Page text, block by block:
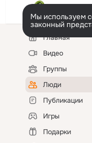
Мы используем
законный
Левая
колонкаГлавная
Видео
Группы
Люди
Публикации
Игры
Подарки